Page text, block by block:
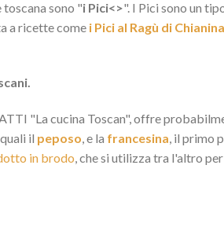
sono "i Pici<>". I Pici sono un
a ricette come i Pici al Ragù di Chianina
"La cucina Toscan", offre
il peposo, e la francesina, il primo
in brodo, che si utilizza tra l'altro